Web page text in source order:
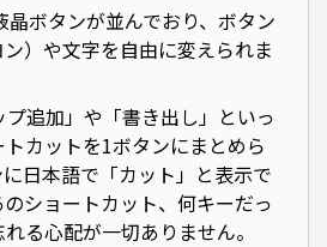
晶ボタンが並んでおり、ボタン
）や文字を自由に変えられま
プ追加」や「書き出し」といっ
カットを1ボタンにまとめら
日本語で「カット」と表示で
ショートカット、何キーだっ
る心配が一切ありません。